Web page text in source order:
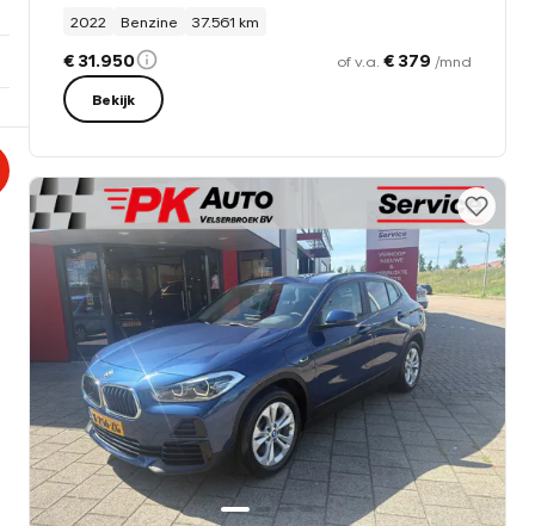
2022
Benzine 37.561 km
€ 31.950 of v.a. € 379 /mnd
Bekijk